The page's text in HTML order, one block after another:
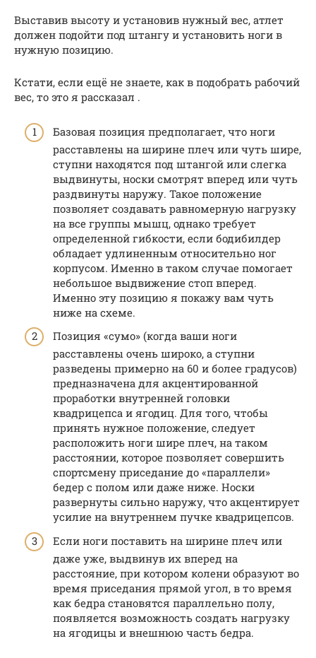
Выставив высоту и установив нужный вес, атлет
должен подойти под штангу и установить ноги в
нужную позицию.
Кстати, если ещё не знаете, как в подобрать рабочий
вес, то это я рассказал .
Базовая позиция предполагает, что ноги
расставлены на ширине плеч или чуть шире,
ступни находятся под штангой или слегка
выдвинуты, носки смотрят вперед или чуть
раздвинуты наружу. Такое положение
позволяет создавать равномерную нагрузку
на все группы мышц, однако требует
определенной гибкости, если бодибилдер
обладает удлиненным относительно ног
корпусом. Именно в таком случае помогает
небольшое выдвижение стоп вперед.
Именно эту позицию я покажу вам чуть
ниже на схеме.
Позиция «сумо» (когда ваши ноги
расставлены очень широко, а ступни
разведены примерно на 60 и более градусов)
предназначена для акцентированной
проработки внутренней головки
квадрицепса и ягодиц. Для того, чтобы
принять нужное положение, следует
расположить ноги шире плеч, на таком
расстоянии, которое позволяет совершить
спортсмену приседание до «параллели»
бедер с полом или даже ниже. Носки
развернуты сильно наружу, что акцентирует
усилие на внутреннем пучке квадрицепсов.
Если ноги поставить на ширине плеч или
даже уже, выдвинув их вперед на
расстояние, при котором колени образуют во
время приседания прямой угол, в то время
как бедра становятся параллельно полу,
появляется возможность создать нагрузку
на ягодицы и внешнюю часть бедра.